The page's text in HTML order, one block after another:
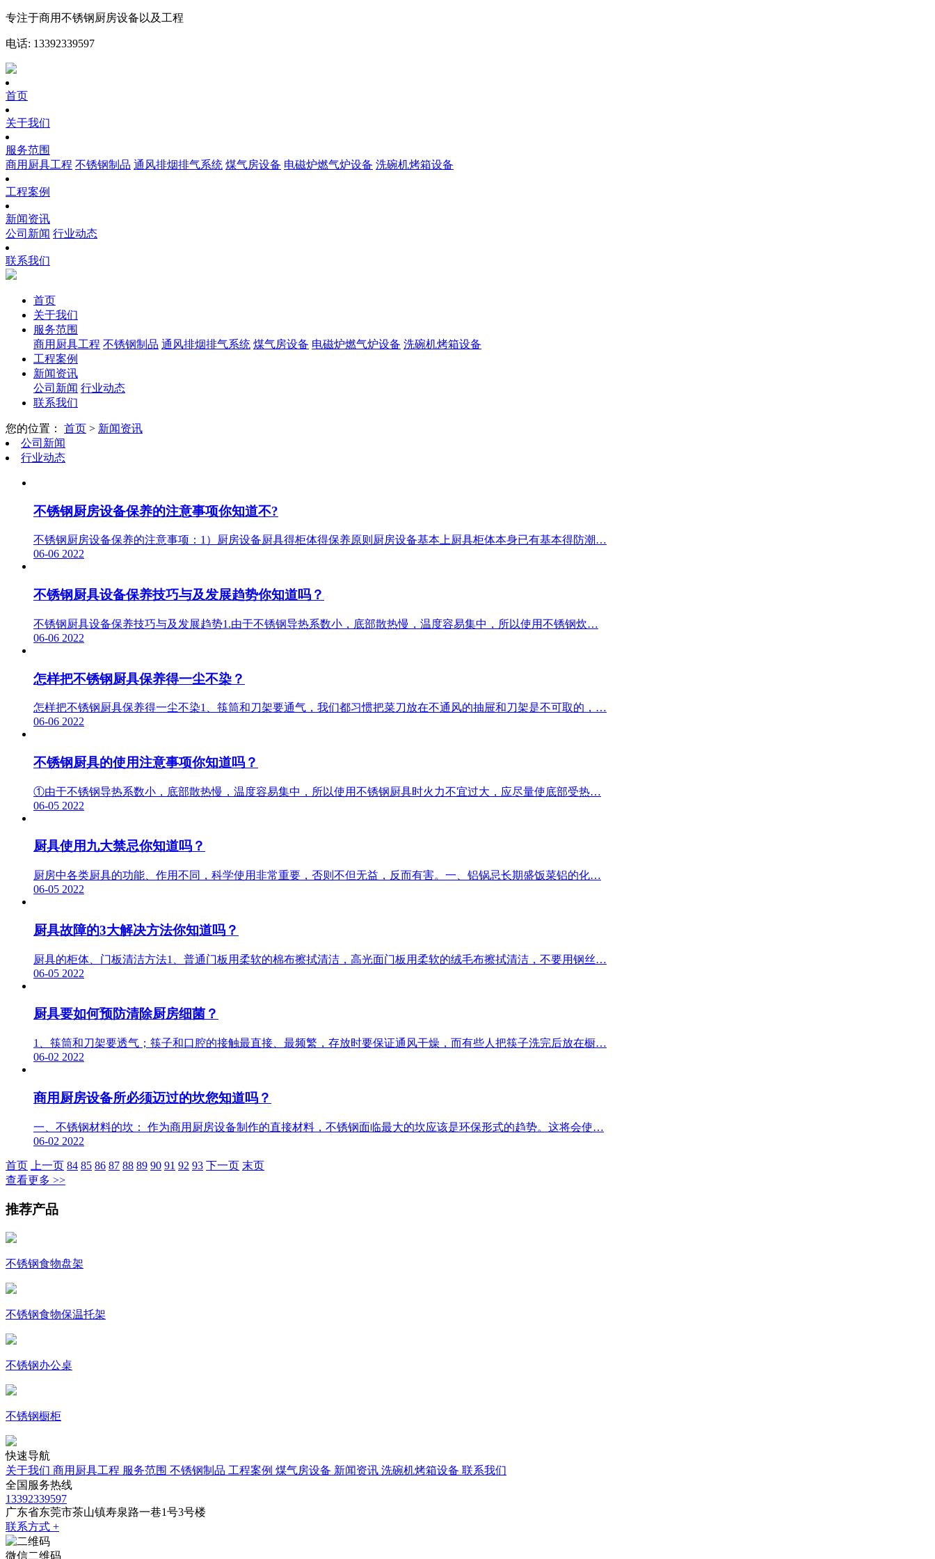
专注于商用不锈钢厨房设备以及工程
电话: 13392339597
首页
关于我们
服务范围
商用厨具工程 不锈钢制品 通风排烟排气系统 煤气房设备 电磁炉燃气炉设备 洗碗机烤箱设备
工程案例
新闻资讯
公司新闻 行业动态
联系我们
首页
关于我们
服务范围
商用厨具工程 不锈钢制品 通风排烟排气系统 煤气房设备 电磁炉燃气炉设备 洗碗机烤箱设备
工程案例
新闻资讯
公司新闻 行业动态
联系我们
您的位置： 首页 > 新闻资讯
公司新闻
行业动态
不锈钢厨房设备保养的注意事项你知道不?
不锈钢厨房设备保养的注意事项：1）厨房设备厨具得柜体得保养原则厨房设备基本上厨具柜体本身已有基本得防潮…
06-06 2022
不锈钢厨具设备保养技巧与及发展趋势你知道吗？
不锈钢厨具设备保养技巧与及发展趋势1.由于不锈钢导热系数小，底部散热慢，温度容易集中，所以使用不锈钢炊…
06-06 2022
怎样把不锈钢厨具保养得一尘不染？
怎样把不锈钢厨具保养得一尘不染1、筷筒和刀架要通气，我们都习惯把菜刀放在不通风的抽屉和刀架是不可取的，…
06-06 2022
不锈钢厨具的使用注意事项你知道吗？
①由于不锈钢导热系数小，底部散热慢，温度容易集中，所以使用不锈钢厨具时火力不宜过大，应尽量使底部受热…
06-05 2022
厨具使用九大禁忌你知道吗？
厨房中各类厨具的功能、作用不同，科学使用非常重要，否则不但无益，反而有害。一、铝锅忌长期盛饭菜铝的化…
06-05 2022
厨具故障的3大解决方法你知道吗？
厨具的柜体、门板清洁方法1、普通门板用柔软的棉布擦拭清洁，高光面门板用柔软的绒毛布擦拭清洁，不要用钢丝…
06-05 2022
厨具要如何预防清除厨房细菌？
1、筷筒和刀架要透气；筷子和口腔的接触最直接、最频繁，存放时要保证通风干燥，而有些人把筷子洗完后放在橱…
06-02 2022
商用厨房设备所必须迈过的坎您知道吗？
一、不锈钢材料的坎： 作为商用厨房设备制作的直接材料，不锈钢面临最大的坎应该是环保形式的趋势。这将会使…
06-02 2022
首页 上一页 84 85 86 87 88 89 90 91 92 93 下一页 末页
查看更多 >>
推荐产品
不锈钢食物盘架
不锈钢食物保温托架
不锈钢办公桌
不锈钢橱柜
快速导航
关于我们 商用厨具工程 服务范围 不锈钢制品 工程案例 煤气房设备 新闻资讯 洗碗机烤箱设备 联系我们
全国服务热线
13392339597
广东省东莞市茶山镇寿泉路一巷1号3号楼
联系方式 +
微信二维码